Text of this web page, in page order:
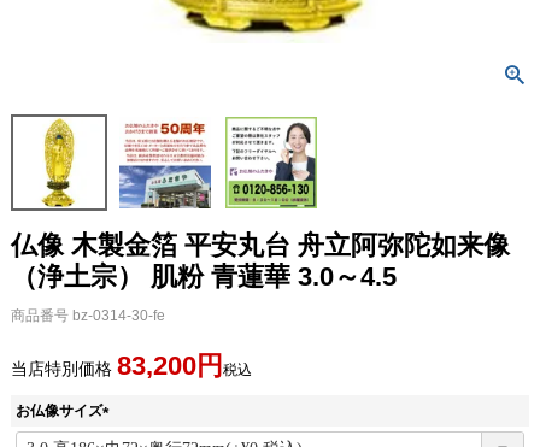
仏像 木製金箔 平安丸台 舟立阿弥陀如来像
（浄土宗） 肌粉 青蓮華 3.0～4.5
商品番号 bz-0314-30-fe
当店特別価格 83,200 税込
お仏像サイズ
(